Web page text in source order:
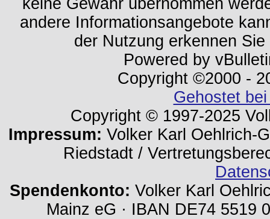
keine Gewähr übernommen
andere Informationsangebote
der Nutzung erkennen
Powered by
Copyright ©2000 -
Gehostet
Copyright © 1997-2025
Impressum: Volker Karl Oehlrich-
Riedstadt /
Spendenkonto: Volker Karl
Mainz eG · IBAN DE74 5519